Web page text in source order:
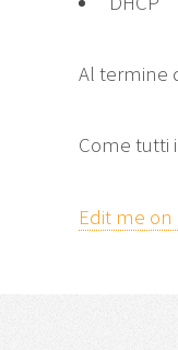
Al termine
Come tutti
Edit me on